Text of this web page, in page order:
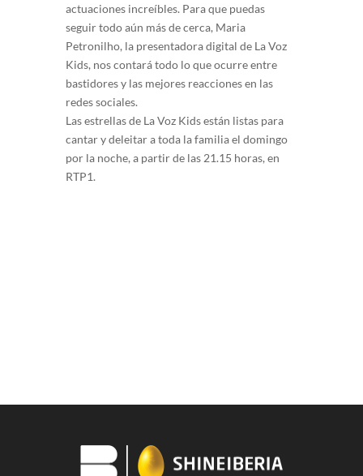
actuaciones increíbles. Para que puedas
seguir todo aún más de cerca, Maria
Petronilho, la presentadora digital de La Voz
Kids, nos contará todo lo que ocurre entre
bastidores y las mejores reacciones en las
redes sociales.
Las estrellas de La Voz Kids están listas para
cantar y deleitar a toda la familia el domingo
por la noche, a partir de las 21.15 horas, en
RTP1.